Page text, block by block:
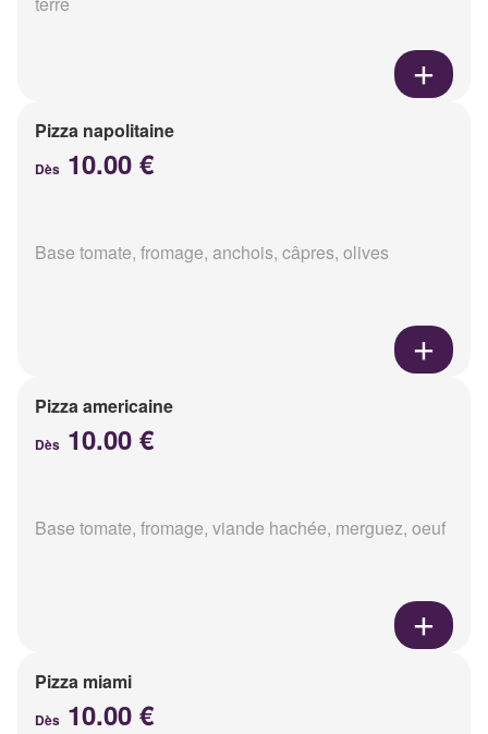
Pizza napolitaine
Dès 10.00 €
Base tomate, fromage, anchois, câpres, olives
Pizza americaine
Dès 10.00 €
Base tomate, fromage, viande hachée, merguez, oeuf
Pizza miami
Dès 10.00 €